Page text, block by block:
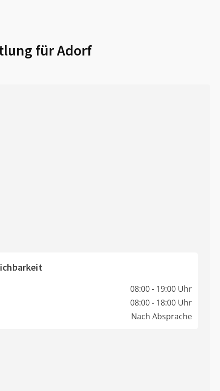
fürAdorf
08:00 - 19:00 Uhr
08:00 - 18:00 Uhr
Nach Absprache